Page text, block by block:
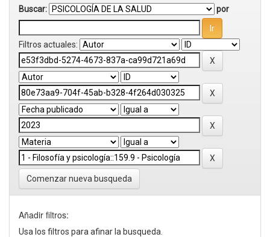
Buscar: por
Filtros actuales:
Comenzar nueva busqueda
Añadir filtros:
Usa los filtros para afinar la busqueda.